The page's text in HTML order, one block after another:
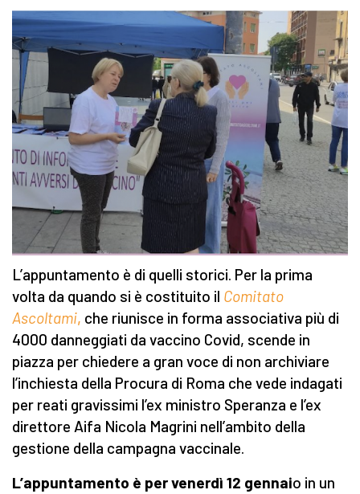
L’appuntamento è di quelli storici. Per la prima
volta da quando si è costituito il Comitato
Ascoltami, che riunisce in forma associativa più di
4000 danneggiati da vaccino Covid, scende in
piazza per chiedere a gran voce di non archiviare
l’inchiesta della Procura di Roma che vede indagati
per reati gravissimi l’ex ministro Speranza e l’ex
direttore Aifa Nicola Magrini nell’ambito della
gestione della campagna vaccinale.
L’appuntamento è per venerdì 12 gennaio in un